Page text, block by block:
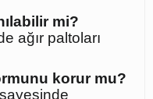
mi?
ağır paltoları
korur mu?